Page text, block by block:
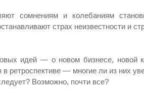
сомнениям и колебаниям
страх неизвестности и
идей — о новом бизнесе, новой
в ретроспективе — многие ли из них
Возможно, почти все?